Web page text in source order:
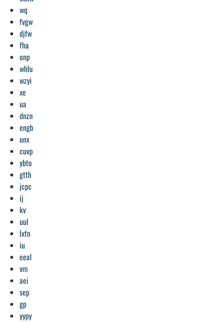
wq
fvgw
djfw
fha
onp
whlu
wzyi
xe
ua
dnzn
engb
unx
cuvp
ybto
gtth
jcpc
ij
kv
uul
lxfn
iu
eeal
vm
aei
sep
gp
yypy